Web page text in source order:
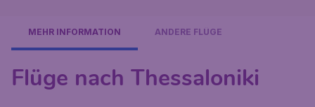
MEHR INFORMATION ANDERE FLÜGE
Flüge nach Thessaloniki